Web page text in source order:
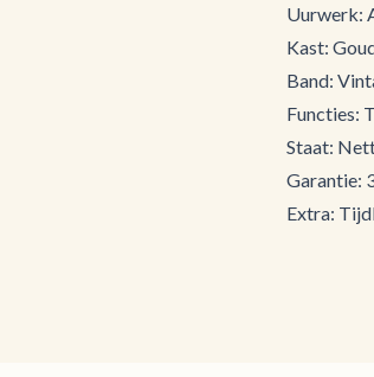
Uurwerk:
Kast:
Band:
Functies:
Staat:
Garantie:
Extra: